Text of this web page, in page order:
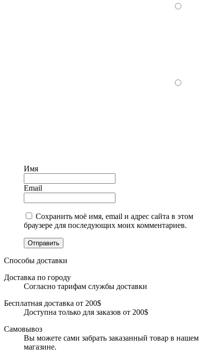
Имя
Email
Сохранить моё имя, email и адрес сайта в этом
браузере для последующих моих комментариев.
Отправить
Способы доставки
Доставка по городу
Согласно тарифам службы доставки
Бесплатная доставка от 200$
Доступна только для заказов от 200$
Самовывоз
Вы можете сами забрать заказанный товар в нашем
магазине.